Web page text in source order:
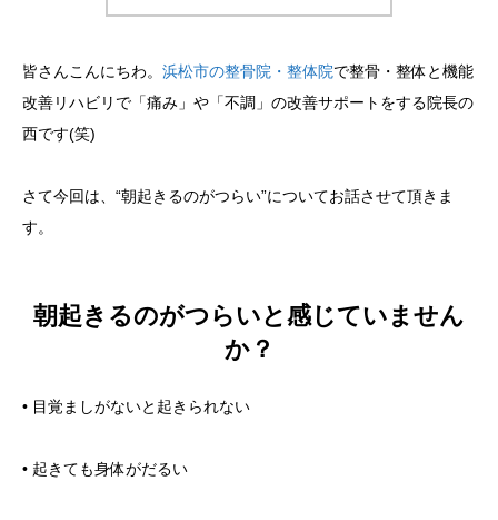
皆さんこんにちわ。 浜松市の整骨院・整体院で整骨・整体と機能
改善リハビリで「痛み」や「不調」の改善サポートをする院長の
西です(笑)
さて今回は、“朝起きるのがつらい”についてお話させて頂きま
す。
朝起きるのがつらいと感じていません
か？
• 目覚ましがないと起きられない
• 起きても身体がだるい